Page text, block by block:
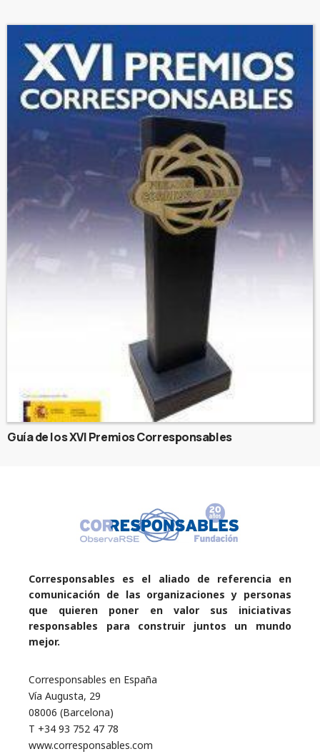
Guía de los XVI Premios Corresponsables
Corresponsables es el aliado de referencia en
comunicación de las organizaciones y personas
que quieren poner en valor sus iniciativas
responsables para construir juntos un mundo
mejor.
Corresponsables en España
Vía Augusta, 29
08006 (Barcelona)
T +34 93 752 47 78
www.corresponsables.com